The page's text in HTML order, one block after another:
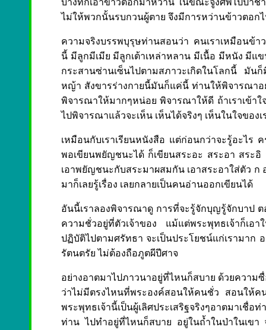
บางทีก็เอาข้าวตอกมาหว่าน ในขณะจูงศพไปป่าช้
ไม่ให้พวกนั้นรบกวนผู้ตาย จึงมีการหว่านข้าวตอก
ความจริงบรรพบุรุษท่านสอนว่า คนเราเหมือนข้า
นี้ มีลูกมีเมีย มีลูกเต้าเหล่าหลาน มีเนื้อ มีหนัง มีแ
กระสานซ่านเซ็นไปตามสภาวะเกิดในโลกนี้ มั
หญ้า สังขารร่างกายนี้มันก็แค่นี้ ท่านให้พิจารณาอ
พิจารณาให้มากๆหน่อย พิจารณาให้ดี ถ้าเราเข้า
ไปพิจารณาแล้วจะเห็น เห็นได้จริงๆ เห็นในใจขอ
เหมือนกับเราเรียนหนังสือ แต่ก่อนกว่าจะรู้อะไร
พอเขียนพยัญชนะได้ ก็เขียนสระอะ สระอา สระอิ
เอาพยัญชนะกับสระมาผสมกัน เอาสระอาใส่ตัว ก
มาก็เลยรู้เรื่อง เลยกลายเป็นคนอ่านออกเขียนได้
อันนี้เราลองพิจารณาดู การที่จะรู้จักบุญรู้จักบาป
ความชั่วอยู่ที่ตัวเจ้าของ แม้แต่พระพุทธเจ้าก็เอ
ปฏิบัติไปตามศรัทธา จะเป็นประโยชน์แก่เรามาก
รัตนตรัย ไม่ต้องถือภูตผีปีศาจ
อย่างอาตมาไปภาวนาอยู่ที่ไหนก็สบาย ด้วยความซื่
ว่าไม่มีตรงไหนที่พระองค์สอนให้คนชั่ว สอนให้
พระพุทธเจ้านี้เป็นผู้เลิศประเสริฐจริงๆอาตมาเ
ท่าน ไปทำอยู่ที่ไหนก็สบาย อยู่ในถ้ำในป่าในเข